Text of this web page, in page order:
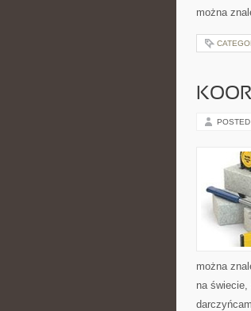
można
można
na świecie,